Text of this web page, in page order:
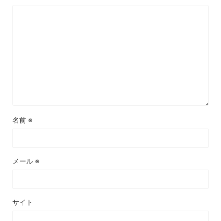
名前 ※
メール ※
サイト